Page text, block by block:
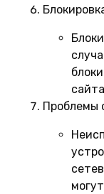
Проблемы